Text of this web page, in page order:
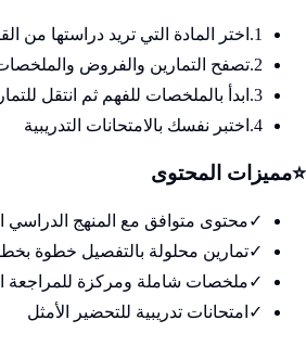
1. اختر المادة التي تريد دراستها من
2. تصفح التمارين والفروض
3. ابدأ بالملخصات للفهم ثم انتقل
4. اختبر نفسك بالامتحانات التدريبية
⭐مميزات المحتوى
✓محتوى متوافق مع المنهج الدراسي
✓تمارين محلولة بالتفصيل خطوة
✓ملخصات شاملة ومركزة للمراجعة
✓ امتحانات تدريبية للتحضير الأمثل